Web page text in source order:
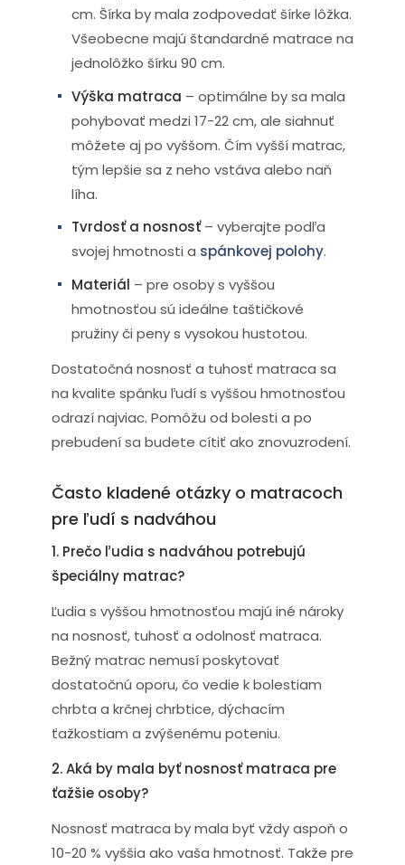
cm. Šírka by mala zodpovedať šírke lôžka.
Všeobecne majú štandardné matrace na
jednolôžko šírku 90 cm.
Výška matraca – optimálne by sa mala
pohybovať medzi 17-22 cm, ale siahnuť
môžete aj po vyššom. Čím vyšší matrac,
tým lepšie sa z neho vstáva alebo naň
líha.
Tvrdosť a nosnosť– vyberajte podľa
svojej hmotnosti a spánkovej polohy.
Materiál – pre osoby s vyššou
hmotnosťou sú ideálne taštičkové
pružiny či peny s vysokou hustotou.
Dostatočná nosnosť a tuhosť matraca sa
na kvalite spánku ľudí s vyššou hmotnosťou
odrazí najviac. Pomôžu od bolesti a po
prebudení sa budete cítiť ako znovuzrodení.
Často kladené otázky o matracoch
pre ľudí s nadváhou
1. Prečo ľudia s nadváhou potrebujú
špeciálny matrac?
Ľudia s vyššou hmotnosťou majú iné nároky
na nosnosť, tuhosť a odolnosť matraca.
Bežný matrac nemusí poskytovať
dostatočnú oporu, čo vedie k bolestiam
chrbta a krčnej chrbtice, dýchacím
ťažkostiam a zvýšenému poteniu.
2. Aká by mala byť nosnosť matraca pre
ťažšie osoby?
Nosnosť matraca by mala byť vždy aspoň o
10-20 % vyššia ako vaša hmotnosť. Takže pre